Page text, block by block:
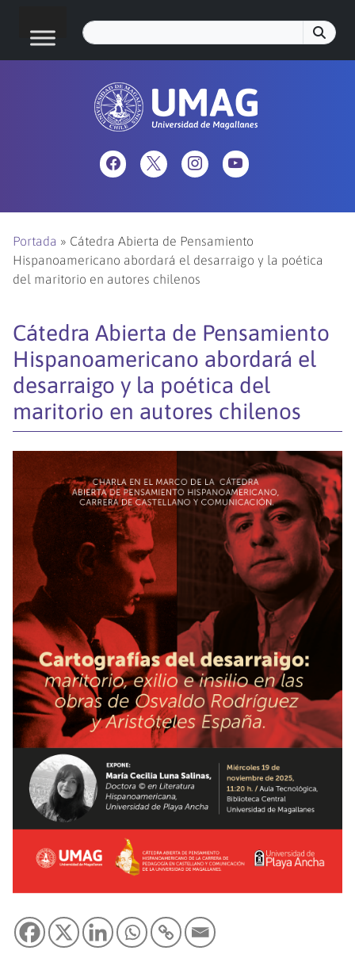
Portada » Cátedra Abierta de Pensamiento
Hispanoamericano abordará el desarraigo y la poética
del maritorio en autores chilenos
Cátedra Abierta de Pensamiento
Hispanoamericano abordará el
desarraigo y la poética del
maritorio en autores chilenos